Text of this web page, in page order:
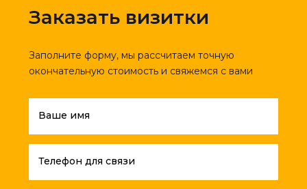
Заказать визитки
Заполните форму, мы рассчитаем точную
окончательную стоимость и свяжемся с вами
Ваше имя
Телефон для связи